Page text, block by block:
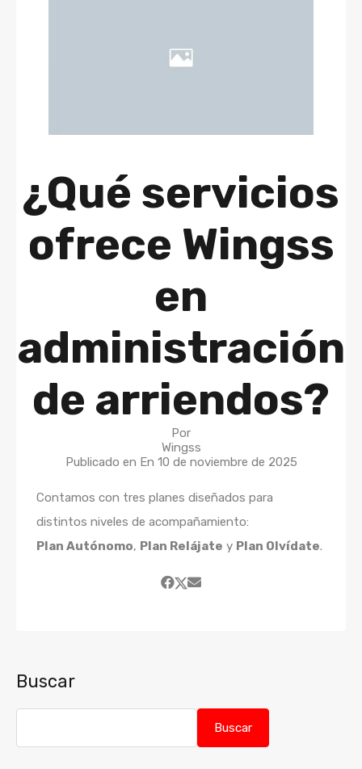
¿Qué servicios
ofrece Wingss
en
administración
de arriendos?
Por
Wingss
Publicado en En 10 de noviembre de 2025
Contamos con tres planes diseñados para
distintos niveles de acompañamiento:
Plan Autónomo, Plan Relájate y Plan Olvídate.
Buscar
Buscar